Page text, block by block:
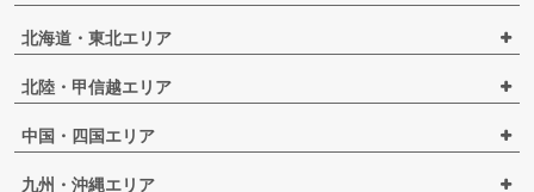
北海道・東北エリア
北陸・甲信越エリア
中国・四国エリア
九州・沖縄エリア